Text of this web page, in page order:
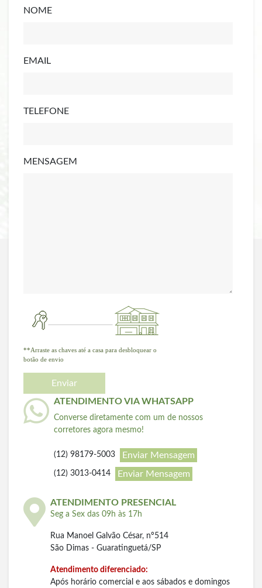
NOME
EMAIL
TELEFONE
MENSAGEM
**Arraste as chaves até a casa para desbloquear o
botão de envio
Enviar
ATENDIMENTO VIA WHATSAPP
Converse diretamente com um de nossos
corretores agora mesmo!
(12) 98179-5003 Enviar Mensagem
(12) 3013-0414 Enviar Mensagem
ATENDIMENTO PRESENCIAL
Seg a Sex das 09h às 17h
Rua Manoel Galvão César, nº514
São Dimas - Guaratinguetá/SP
Atendimento diferenciado:
Após horário comercial e aos sábados e domingos